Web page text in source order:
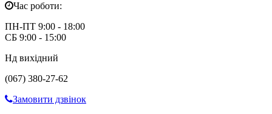
Час роботи:
ПН-ПТ 9:00 - 18:00
СБ 9:00 - 15:00
Нд вихідний
(067) 380-27-62
Замовити дзвінок